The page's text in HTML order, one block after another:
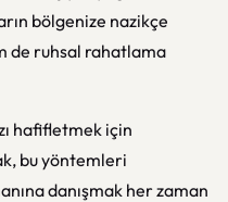
bölgenize nazikçe
de ruhsal rahatlama
hafifletmek için
bu yöntemleri
danışmak her zaman